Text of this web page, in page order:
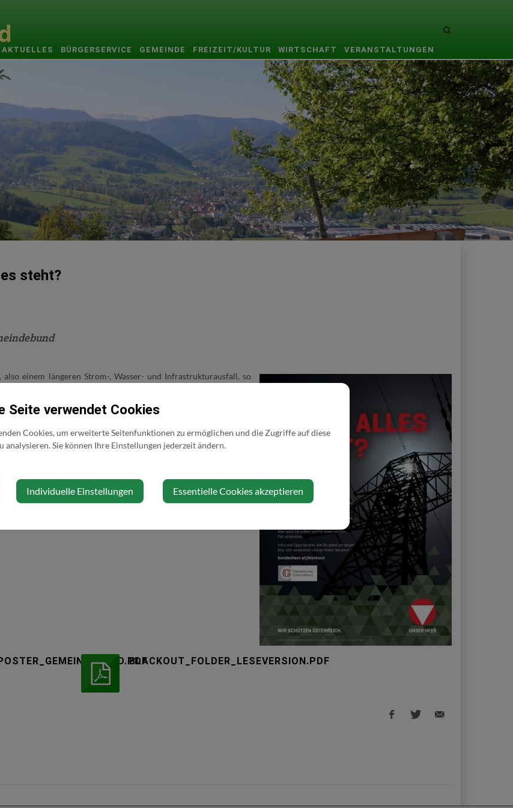
Site
AKTUELLES BÜRGERSERVICE GEMEINDE FREIZEIT/KULTUR WIRTSCHAFT VERANSTALTUNGEN
steht?
einem längeren Strom-, Wasser- und Infrastrukturausfall, so
darauf vor, um auch unter diesen schwierigen Bedingungen
und die Einsatzorganisationen, auch in Ihrer Gemeinde,
selbst versorgen bzw. sich vorbereiten können finden Sie unter
BLACKOUT_FOLDER_LESEVERSION.PDF
Seite verwendet Cookies
Cookies, um erweiterte Seitenfunktionen zu ermöglichen und die Zugriffe auf diese
analysieren. Sie können Ihre Einstellungen jederzeit ändern.
Individuelle Einstellungen Essentielle Cookies akzeptieren